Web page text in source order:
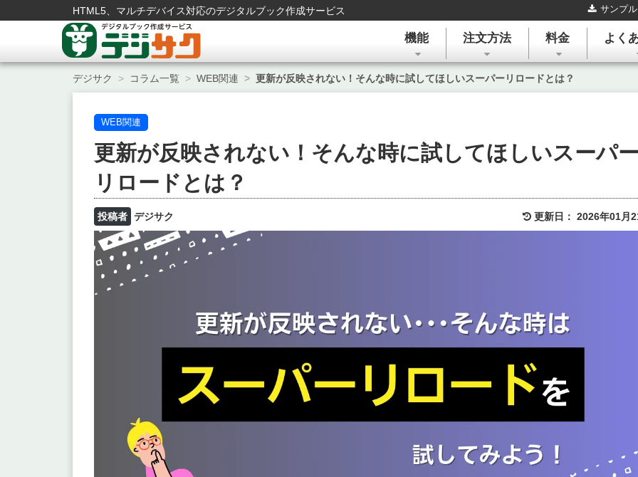
to
HTML5、マルチデバイス対応のデジタルブック作成サービス サンプ
機能 注文方法 料金 よく
デジサク コラム一覧 WEB関連 更新が反映されない！そんな時に試してほしいスーパーリロードとは？
WEB関連
更新が反映されない！そんな時に試してほしいスーパ
リロードとは？
投稿者 デジサク 更新日： 2026年01月